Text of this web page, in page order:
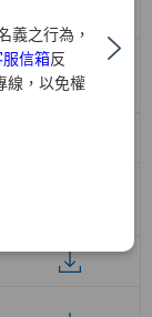
義之行為，
服信箱反
線，以免權